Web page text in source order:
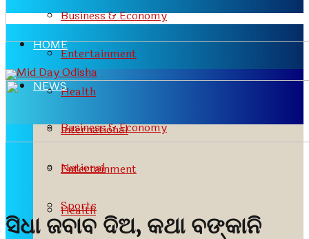
Business & Economy
Entertainment
Health
International
National
Sports
HOME
NEWS
Business & Economy
Entertainment
Health
ସିଧା ଜବାବ ଦିଅ, କଥା ବଙ୍କାନି